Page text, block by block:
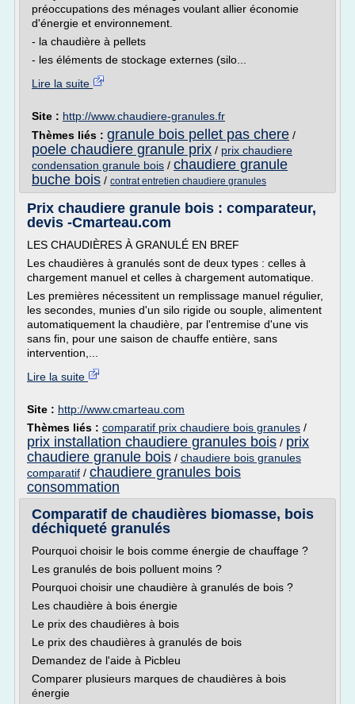
préoccupations des ménages voulant allier économie
d'énergie et environnement.
- la chaudière à pellets
- les éléments de stockage externes (silo...
Lire la suite
Site : http://www.chaudiere-granules.fr
Thèmes liés : granule bois pellet pas chere /
poele chaudiere granule prix / prix chaudiere
condensation granule bois / chaudiere granule
buche bois / contrat entretien chaudiere granules
Prix chaudiere granule bois : comparateur,
devis -Cmarteau.com
LES CHAUDIÈRES À GRANULÉ EN BREF
Les chaudières à granulés sont de deux types : celles à
chargement manuel et celles à chargement automatique.
Les premières nécessitent un remplissage manuel régulier,
les secondes, munies d'un silo rigide ou souple, alimentent
automatiquement la chaudière, par l'entremise d'une vis
sans fin, pour une saison de chauffe entière, sans
intervention,...
Lire la suite
Site : http://www.cmarteau.com
Thèmes liés : comparatif prix chaudiere bois granules /
prix installation chaudiere granules bois / prix
chaudiere granule bois / chaudiere bois granules
comparatif / chaudiere granules bois
consommation
Comparatif de chaudières biomasse, bois
déchiqueté granulés
Pourquoi choisir le bois comme énergie de chauffage ?
Les granulés de bois polluent moins ?
Pourquoi choisir une chaudière à granulés de bois ?
Les chaudière à bois énergie
Le prix des chaudières à bois
Le prix des chaudières à granulés de bois
Demandez de l'aide à Picbleu
Comparer plusieurs marques de chaudières à bois
énergie